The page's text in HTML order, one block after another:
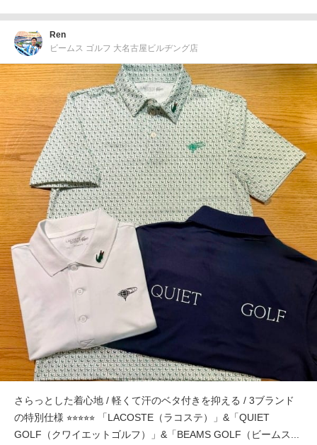
Ren
ビームス ゴルフ 大名古屋ビルヂング店
さらっとした着心地 / 軽くて汗のベタ付きを抑える / 3ブランド
の特別仕様 ⭐︎⭐︎⭐︎⭐︎⭐︎ 「LACOSTE（ラコステ）」&「QUIET
GOLF（クワイエットゴルフ）」&「BEAMS GOLF（ビームス...